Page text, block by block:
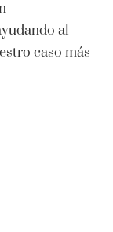
al
caso más